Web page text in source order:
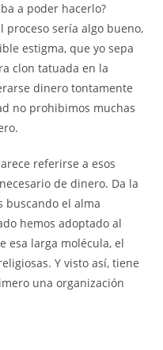
a poder hacerlo?
proceso sería algo bueno,
estigma, que yo sepa
clon tatuada en la
dinero tontamente
no prohibimos muchas
referirse a esos
de dinero. Da la
buscando el alma
hemos adoptado al
esa larga molécula, el
Y visto así, tiene
una organización